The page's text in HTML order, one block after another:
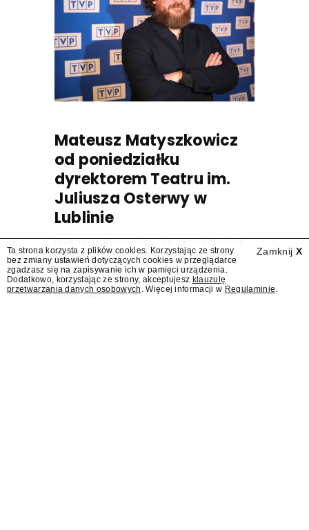
Mateusz Matyszkowicz
od poniedziałku
dyrektorem Teatru im.
Juliusza Osterwy w
Lublinie
Mateusz Matyszkowicz, były prezes Telewizji
Polskiej, w poniedziałek 10 sierpnia obejmie
stanowisko dyrektora Teatru im. Juliusza
Osterwy w Lublinie – dowiedział się
"Presserwis".
Zamknij X
Ta strona korzysta z plików cookies. Korzystając ze strony
bez zmiany ustawień dotyczących cookies w przeglądarce
zgadzasz się na zapisywanie ich w pamięci urządzenia.
Dodatkowo, korzystając ze strony, akceptujesz klauzulę
przetwarzania danych osobowych . Więcej informacji w Regulaminie.